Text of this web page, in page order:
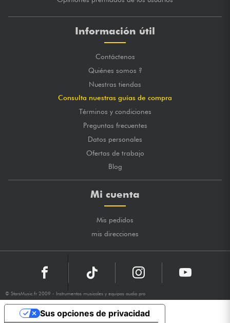
Información útil
Contáctenos
Quiénes somos ?
Nuestras tiendas
Consulta nuestras guías de compra
Términos y condiciones
Preguntas frecuentes
Datos personales
Ofertas de trabajo
Blog
Mi cuenta
Mis pedidos
mis direcciones
© StarsMusic.fr 2009 - Instrumentos musicales y equipos audio pro
Sus opciones de privacidad